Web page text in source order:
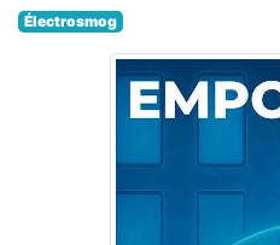
Électrosmog